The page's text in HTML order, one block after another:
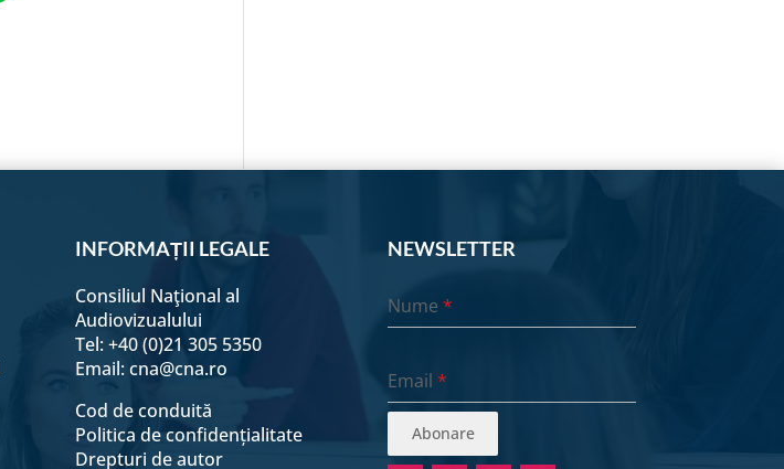
INFORMAȚII LEGALE
Consiliul Naţional al
Audiovizualului
Tel: +40 (0)21 305 5350
Email:cna@cna.ro
Cod de conduită
Politica de confidențialitate
Drepturi de autor
NEWSLETTER
Nume*
Email*
Abonare